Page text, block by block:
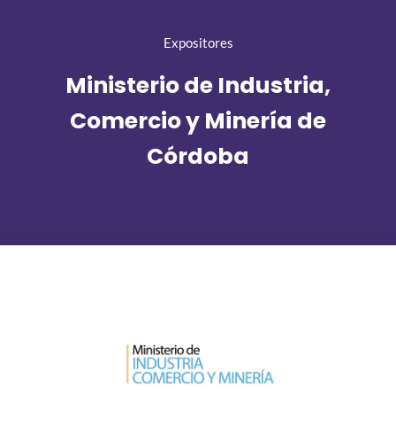
Expositores
Ministerio de Industria,
Comercio y Minería de
Córdoba